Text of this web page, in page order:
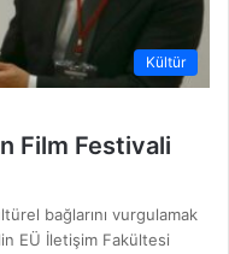
Kültür
Film Festivali
bağlarını vurgulamak
EÜ İletişim Fakültesi